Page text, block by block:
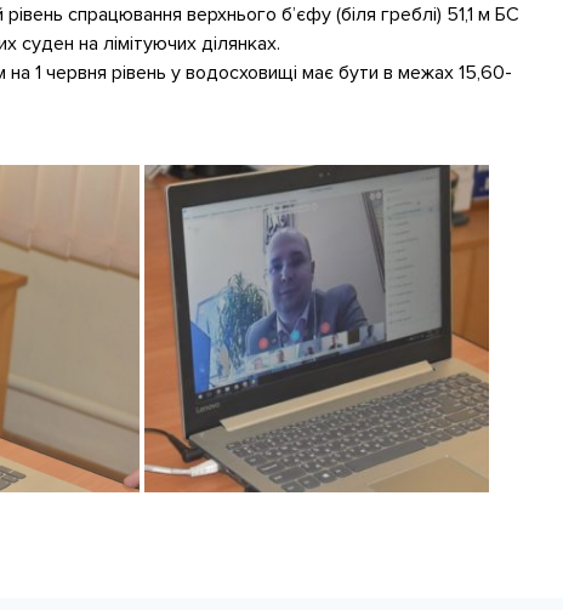
спрацювання верхнього б’єфу (біля греблі) 51,1 м БС
суден на лімітуючих ділянках.
1 червня рівень у водосховищі має бути в межах 15,60-